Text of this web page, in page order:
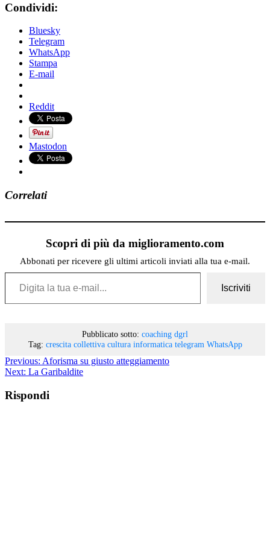
Condividi:
Bluesky
Telegram
WhatsApp
Stampa
E-mail
Reddit
Mastodon
Correlati
Scopri di più da miglioramento.com
Abbonati per ricevere gli ultimi articoli inviati alla tua e-mail.
Digita la tua e-mail...
Iscriviti
Pubblicato sotto: coaching dgrl
Tag: crescita collettiva cultura informatica telegram WhatsApp
Previous: Aforisma su giusto atteggiamento
Next: La Garibaldite
Rispondi